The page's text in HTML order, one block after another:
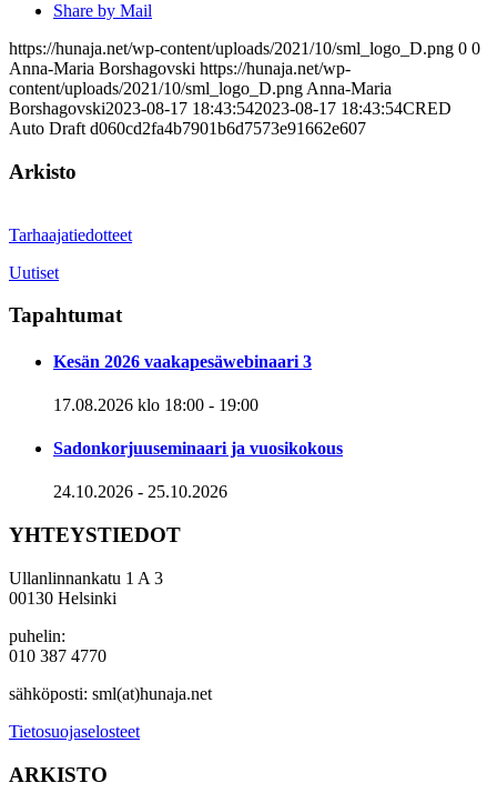
Share by Mail
https://hunaja.net/wp-content/uploads/2021/10/sml_logo_D.png 0 0
Anna-Maria Borshagovski https://hunaja.net/wp-
content/uploads/2021/10/sml_logo_D.png Anna-Maria
Borshagovski2023-08-17 18:43:542023-08-17 18:43:54CRED
Auto Draft d060cd2fa4b7901b6d7573e91662e607
Arkisto
Tarhaajatiedotteet
Uutiset
Tapahtumat
Kesän 2026 vaakapesäwebinaari 3
17.08.2026 klo 18:00 - 19:00
Sadonkorjuuseminaari ja vuosikokous
24.10.2026 - 25.10.2026
YHTEYSTIEDOT
Ullanlinnankatu 1 A 3
00130 Helsinki
puhelin:
010 387 4770
sähköposti: sml(at)hunaja.net
Tietosuojaselosteet
ARKISTO